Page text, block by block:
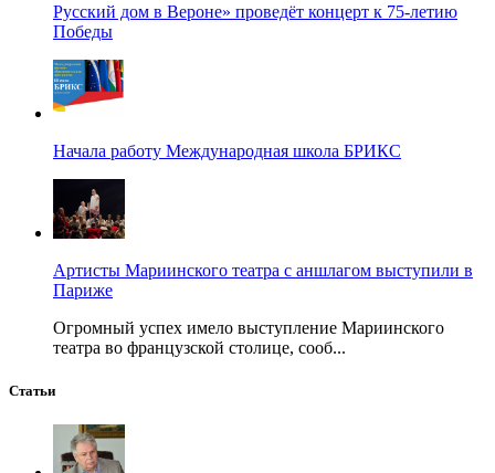
Русский дом в Вероне» проведёт концерт к 75-летию
Победы
Начала работу Международная школа БРИКС
Артисты Мариинского театра с аншлагом выступили в
Париже
Огромный успех имело выступление Мариинского
театра во французской столице, сооб...
Статьи